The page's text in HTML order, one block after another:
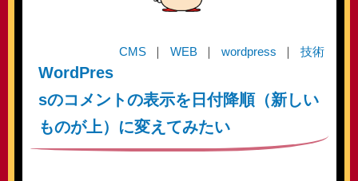
CMS WEB wordpress 技術
WordPres
sのコメントの表示を日付降順（新しい
ものが上）に変えてみたい